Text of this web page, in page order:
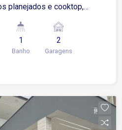
planejados e cooktop,
espaço gourmet com
2 vagas de garagem,
de 5 minutos do Parque
8 minutos do
Cerca de 10 minutos
1
Banho
2
Garagens